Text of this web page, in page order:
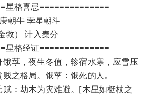
星格喜忌==============
朝牛 孛星朝斗
救） 计入秦分
星格经证==============
饿莩，夜生冬值，轸宿水寒，应雪压
之格局。饿莩：饿死的人。
赋：劫木为灾难避。[木星如梃杖之